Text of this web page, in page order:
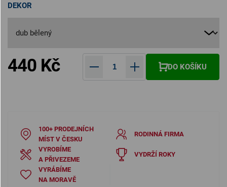
DEKOR
440 Kč DO KOŠÍKU
100+ PRODEJNÍCH
MÍST V ČESKU
RODINNÁ FIRMA
VYROBÍME
A PŘIVEZEME
VYDRŽÍ ROKY
VYRÁBÍME
NA MORAVĚ